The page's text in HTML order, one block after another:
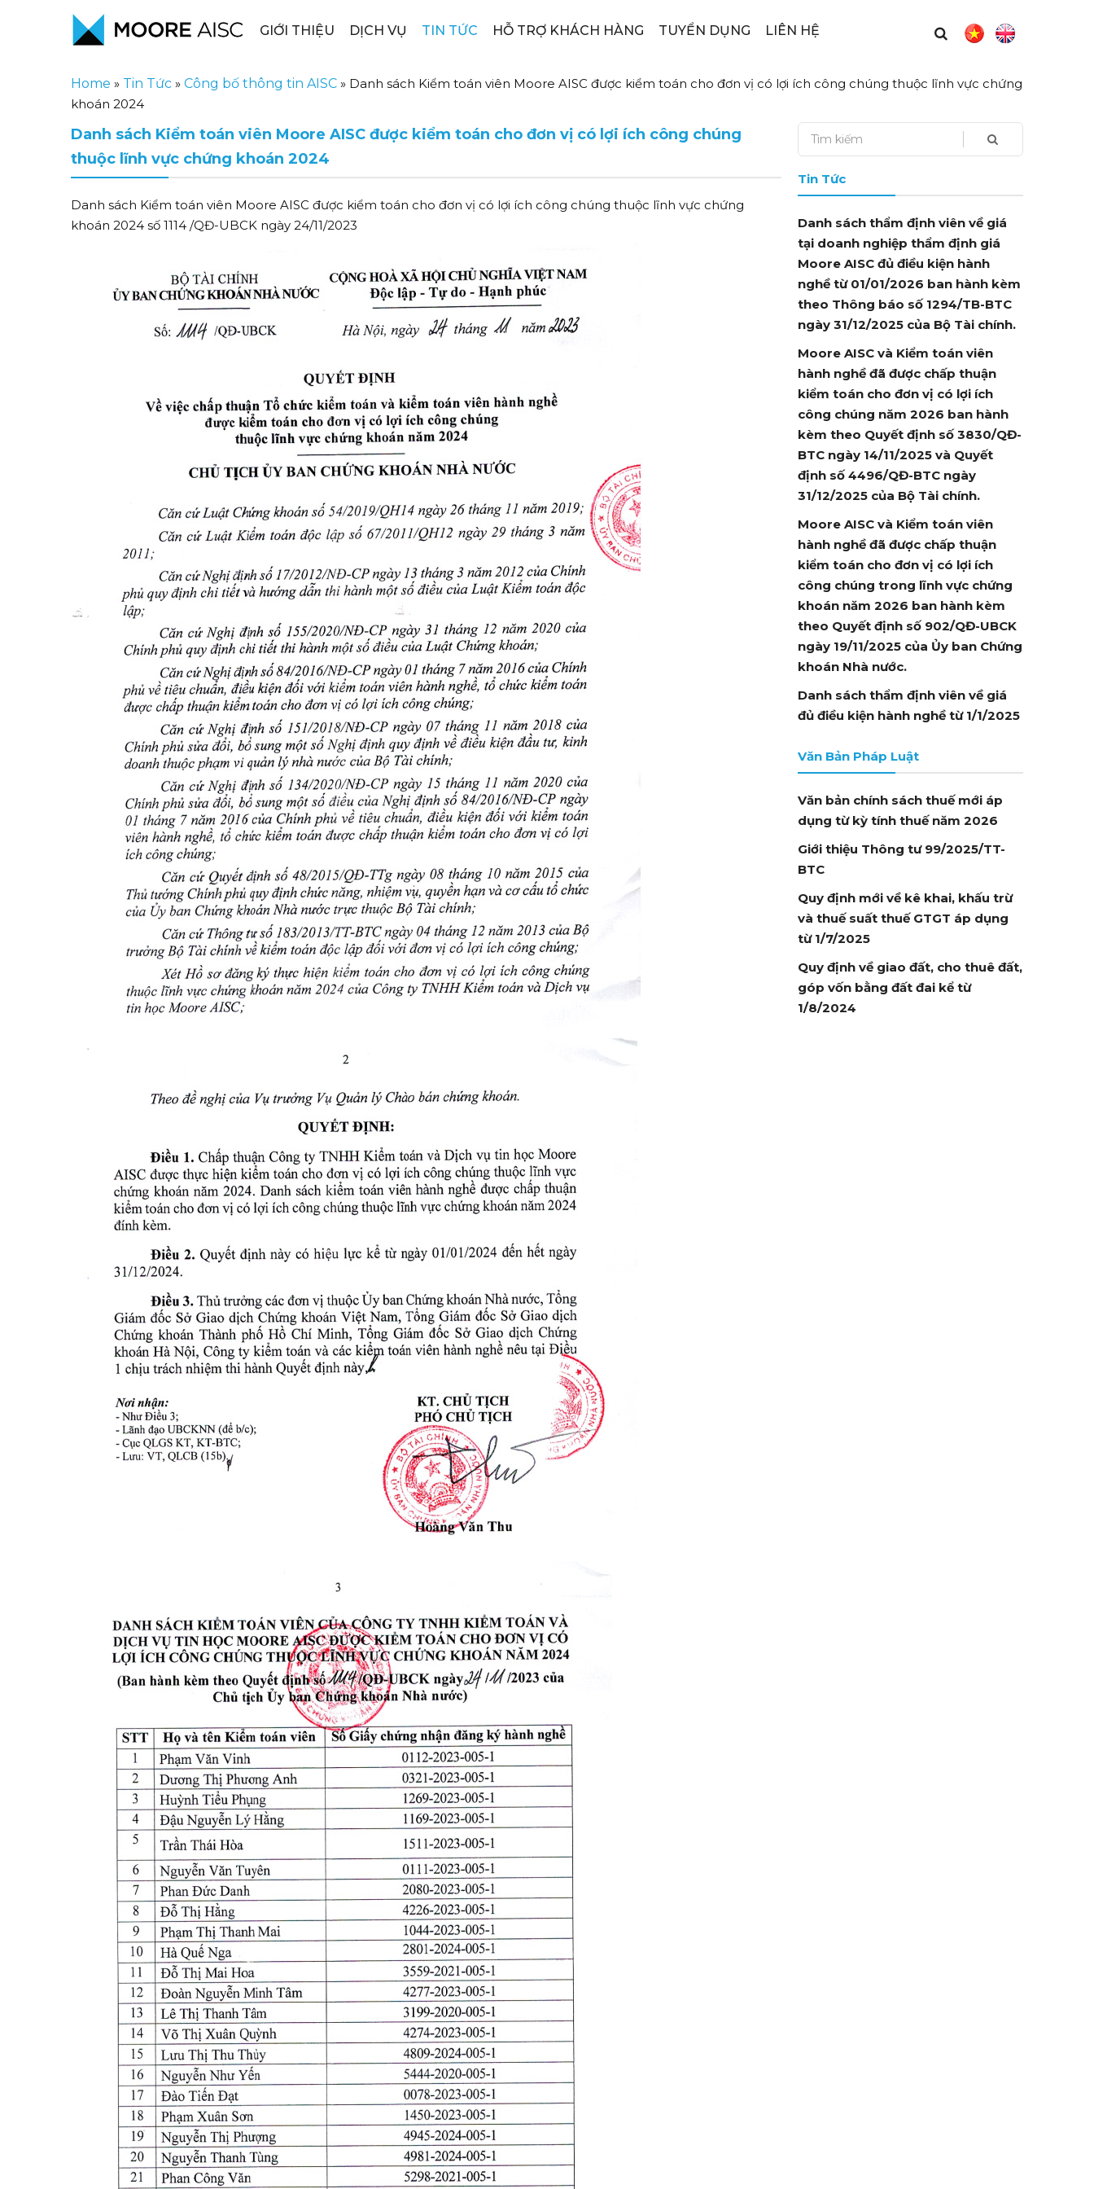
GIỚI THIỆU DỊCH VỤ TIN TỨC HỖ TRỢ KHÁCH HÀNG TUYỂN DỤNG LIÊN HỆ
Home » Tin Tức » Công bố thông tin AISC » Danh sách Kiểm toán viên Moore AISC được kiểm toán cho đơn vị có lợi ích công chúng thuộc lĩnh vực chứng
khoán 2024
Danh sách Kiểm toán viên Moore AISC được kiểm toán cho đơn vị có lợi ích công chúng
thuộc lĩnh vực chứng khoán 2024
Danh sách Kiểm toán viên Moore AISC được kiểm toán cho đơn vị có lợi ích công chúng thuộc lĩnh vực chứng
khoán 2024 số 1114 /QĐ-UBCK ngày 24/11/2023
Tin Tức
Danh sách thẩm định viên về giá
tại doanh nghiệp thẩm định giá
Moore AISC đủ điều kiện hành
nghề từ 01/01/2026 ban hành kèm
theo Thông báo số 1294/TB-BTC
ngày 31/12/2025 của Bộ Tài chính.
Moore AISC và Kiểm toán viên
hành nghề đã được chấp thuận
kiểm toán cho đơn vị có lợi ích
công chúng năm 2026 ban hành
kèm theo Quyết định số 3830/QĐ-
BTC ngày 14/11/2025 và Quyết
định số 4496/QĐ-BTC ngày
31/12/2025 của Bộ Tài chính.
Moore AISC và Kiểm toán viên
hành nghề đã được chấp thuận
kiểm toán cho đơn vị có lợi ích
công chúng trong lĩnh vực chứng
khoán năm 2026 ban hành kèm
theo Quyết định số 902/QĐ-UBCK
ngày 19/11/2025 của Ủy ban Chứng
khoán Nhà nước.
Danh sách thẩm định viên về giá
đủ điều kiện hành nghề từ 1/1/2025
Văn Bản Pháp Luật
Văn bản chính sách thuế mới áp
dụng từ kỳ tính thuế năm 2026
Giới thiệu Thông tư 99/2025/TT-
BTC
Quy định mới về kê khai, khấu trừ
và thuế suất thuế GTGT áp dụng
từ 1/7/2025
Quy định về giao đất, cho thuê đất,
góp vốn bằng đất đai kể từ
1/8/2024